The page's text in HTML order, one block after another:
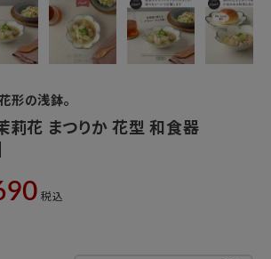
形の浅鉢。
花 まつりか 花型 和食器
税込